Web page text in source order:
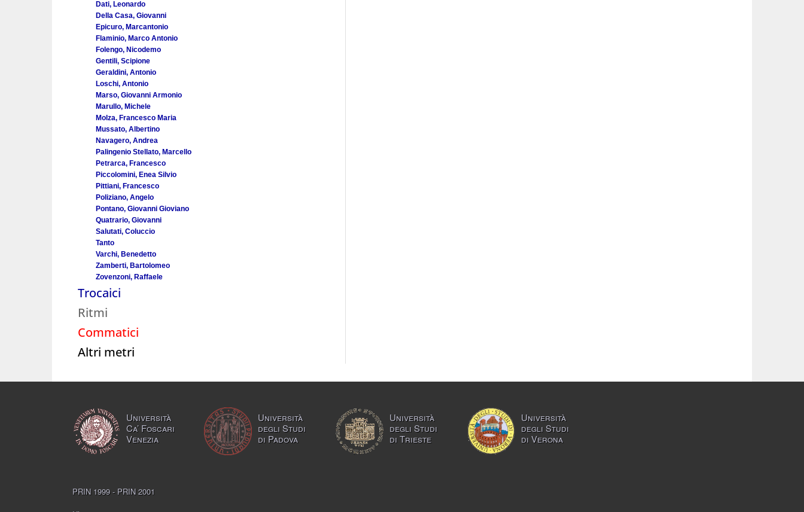
Dati, Leonardo
Della Casa, Giovanni
Epicuro, Marcantonio
Flaminio, Marco Antonio
Folengo, Nicodemo
Gentili, Scipione
Geraldini, Antonio
Loschi, Antonio
Marso, Giovanni Armonio
Marullo, Michele
Molza, Francesco Maria
Mussato, Albertino
Navagero, Andrea
Palingenio Stellato, Marcello
Petrarca, Francesco
Piccolomini, Enea Silvio
Pittiani, Francesco
Poliziano, Angelo
Pontano, Giovanni Gioviano
Quatrario, Giovanni
Salutati, Coluccio
Tanto
Varchi, Benedetto
Zamberti, Bartolomeo
Zovenzoni, Raffaele
Trocaici
Ritmi
Commatici
Altri metri
Università
Ca’ Foscari
Venezia
Università
degli Studi
di Padova
Università
degli Studi
di Trieste
Università
degli Studi
di Verona
PRIN 1999 - PRIN 2001